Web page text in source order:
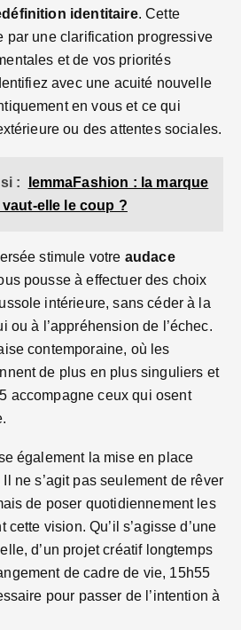
identitaire. Cette
par une clarification progressive
et de vos priorités
avec une acuité nouvelle
en vous et ce qui
ou des attentes sociales.
:
IemmaFashion : la marque
elle le coup ?
stimule votre audace
pousse à effectuer des choix
intérieure, sans céder à la
ou à l’appréhension de l’échec.
contemporaine, où les
de plus en plus singuliers et
accompagne ceux qui osent
également la mise en place
Il ne s’agit pas seulement de rêver
de poser quotidiennement les
vision. Qu’il s’agisse d’une
d’un projet créatif longtemps
de cadre de vie, 15h55
pour passer de l’intention à